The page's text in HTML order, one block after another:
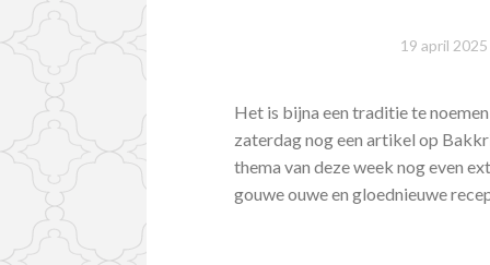
19 april 2025
Het is bijna een traditie te
zaterdag nog een artikel op
thema van deze week nog even
gouwe ouwe en gloednieuwe